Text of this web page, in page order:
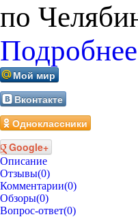
по
Мой мир
Вконтакте
Одноклассники
Google+
Описание
Отзывы(0)
Комментарии(0)
Обзоры(0)
Вопрос-ответ(0)